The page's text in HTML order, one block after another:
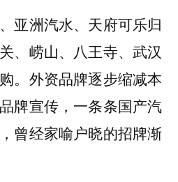
亚洲汽水、天府可乐归
、崂山、八王寺、武汉
。外资品牌逐步缩减本
牌宣传，一条条国产汽
曾经家喻户晓的招牌渐